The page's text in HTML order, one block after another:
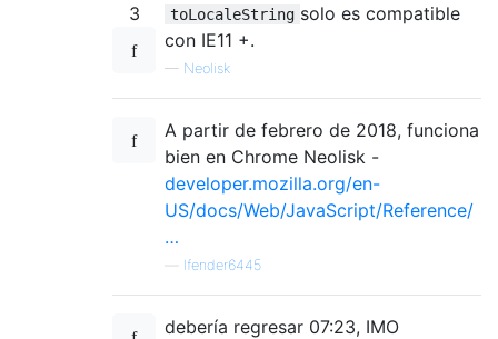
3 toLocaleString solo es compatible
con IE11 +.
— Neolisk
A partir de febrero de 2018, funciona
bien en Chrome Neolisk -
developer.mozilla.org/en-
US/docs/Web/JavaScript/Reference/
…
lfender6445
debería regresar 07:23, IMO